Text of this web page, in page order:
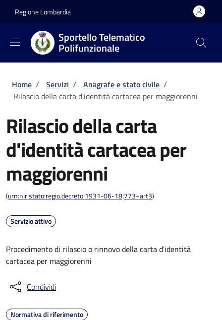
Regione Lombardia
Sportello Telematico
Polifunzionale
Briciole di pane
Home / Servizi / Anagrafe e stato civile /
Rilascio della carta d'identità cartacea per maggiorenni
Rilascio della carta
d'identità cartacea per
maggiorenni
(urn:nir:stato:regio.decreto:1931-06-18;773~art3)
Servizio attivo
Procedimento di rilascio o rinnovo della carta d'identità
cartacea per maggiorenni
Condividi
Normativa di riferimento